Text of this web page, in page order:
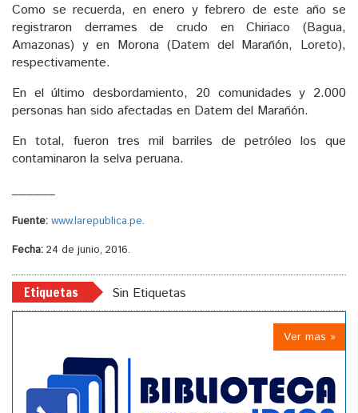
Como se recuerda, en enero y febrero de este año se
registraron derrames de crudo en Chiriaco (Bagua,
Amazonas) y en Morona (Datem del Marañón, Loreto),
respectivamente.
En el último desbordamiento, 20 comunidades y 2.000
personas han sido afectadas en Datem del Marañón.
En total, fueron tres mil barriles de petróleo los que
contaminaron la selva peruana.
Fuente: www.larepublica.pe.
Fecha: 24 de junio, 2016.
Etiquetas Sin Etiquetas
Ver mas »